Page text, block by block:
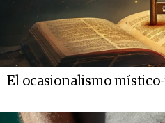
El ocasionalismo